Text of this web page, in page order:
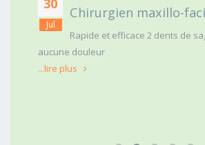
30
Jul
Chirurgien maxillo-
Rapide et efficace 2 dents de
aucune douleur
...lire plus